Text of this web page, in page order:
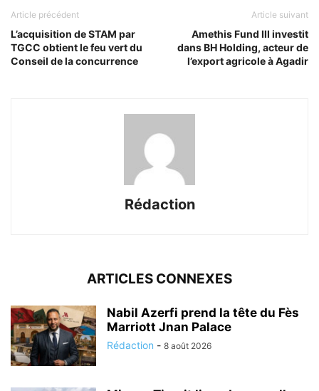
Article précédent
L’acquisition de STAM par
TGCC obtient le feu vert du
Conseil de la concurrence
Article suivant
Amethis Fund III investit
dans BH Holding, acteur de
l’export agricole à Agadir
Rédaction
ARTICLES CONNEXES
Nabil Azerfi prend la tête du Fès
Marriott Jnan Palace
Rédaction - 8 août 2026